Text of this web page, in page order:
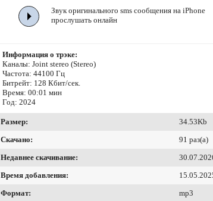
Звук оригинального sms сообщения на iPhone
прослушать онлайн
Информация о трэке:
Каналы: Joint stereo (Stereo)
Частота: 44100 Гц
Битрейт: 128 Кбит/сек.
Время: 00:01 мин
Год: 2024
Размер:
34.53Kb
Скачано:
91 раз(а)
Недавнее скачивание:
Время добавления:
Формат:
mp3